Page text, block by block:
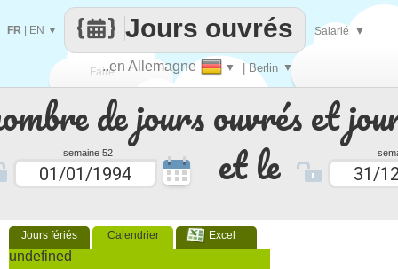
de jours ouvrés et
semaine 52 et le
Jours fériés Calendrier Excel
undefined
Faire
que
..en Allemagne ▼ | Berlin ▼
Jours ouvrés
FR EN ▼ Salarié ▼